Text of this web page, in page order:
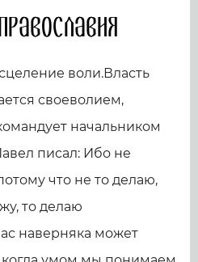
воли.Власть
своеволием,
начальником
писал: Ибо не
что не то делаю,
то делаю
наверняка может